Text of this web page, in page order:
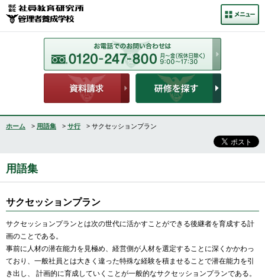
ホーム > 用語集 > サ行 > サクセッションプラン
用語集
サクセッションプラン
サクセッションプランとは次の世代に活かすことができる後継者を育成する計
画のことである。
事前に人材の潜在能力を見極め、経営側が人材を選定することに深くかかわっ
ており、一般社員とは大きく違った特殊な経験を積ませることで潜在能力を引
き出し、 計画的に育成していくことが一般的なサクセッションプランである。